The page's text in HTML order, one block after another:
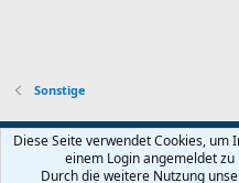
Sonstige
Default-Theme
Nutzungsbedingungen
Diese Seite verwendet Cookies,
einem Login angemeldet
Durch die weitere Nutzung